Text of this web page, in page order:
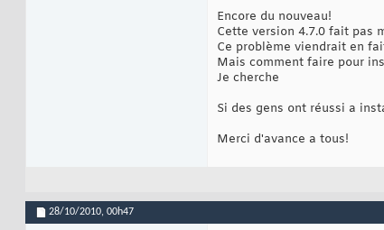
Encore du nouveau!
Cette version 4.7.0 fait pas
Ce problème viendrait en
Mais comment faire pour
Je cherche
Si des gens ont réussi a
Merci d'avance a tous!
28/10/2010, 00h47